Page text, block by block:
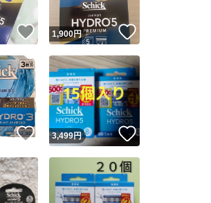
いいね！
1,900円
いいね！
3,499円 いいね！